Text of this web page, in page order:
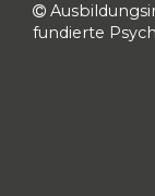
fundierte